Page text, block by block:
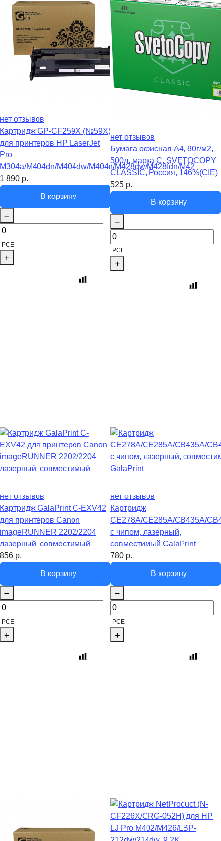
нет отзывов
Картридж GP-CF259X (№59X)
для принтеров HP LaserJet
Pro
M304a/M404dn/M404dw/M404n/M428dw/M428fdn/M42
1 890 р.
В корзину
PCE
нет отзывов
Бумага офисная А4, 80г/м2,
500л, марка С, SVETOCOPY
CLASSIC, Россия, 146%(CIE)
525 р.
В корзину
PCE
нет отзывов
Картридж GalaPrint C-EXV42
для принтеров Canon
imageRUNNER 2202/2204
лазерный, совместимый
856 р.
В корзину
PCE
нет отзывов
Картридж
CE278A/CE285A/CB435A/
с чипом, лазерный,
совместимый GalaPrint
780 р.
В корзину
PCE